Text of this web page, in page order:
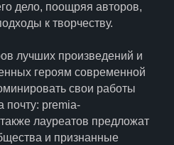
дело, поощряя авторов,
к творчеству.
лучших произведений и
героям современной
свои работы
почту: premia-
лауреатов предложат
и признанные